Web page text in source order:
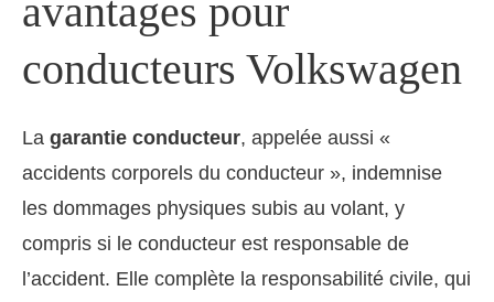
avantages pour
conducteurs Volkswagen
La garantie conducteur, appelée aussi «
accidents corporels du conducteur », indemnise
les dommages physiques subis au volant, y
compris si le conducteur est responsable de
l’accident. Elle complète la responsabilité civile, qui